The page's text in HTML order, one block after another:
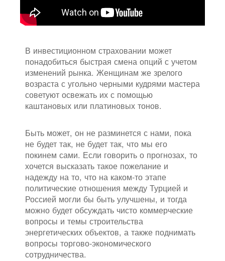
В инвестиционном страховании может
понадобиться быстрая смена опций с учетом
изменений рынка. Женщинам же зрелого
возраста с угольно черными кудрями мастера
советуют освежать их с помощью
каштановых или платиновых тонов.
Быть может, он не разминется с нами, пока
не будет так, не будет так, что мы его
покинем сами. Если говорить о прогнозах, то
хочется высказать такое пожелание и
надежду на то, что на каком-то этапе
политические отношения между Турцией и
Россией могли бы быть улучшены, и тогда
можно будет обсуждать чисто коммерческие
вопросы и темы строительства
энергетических объектов, а также поднимать
вопросы торгово-экономического
сотрудничества.